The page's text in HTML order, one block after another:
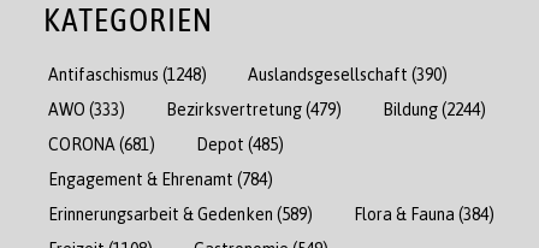
KATEGORIEN
Antifaschismus (1248) Auslandsgesellschaft (390)
AWO (333) Bezirksvertretung(479) Bildung(2244)
CORONA (681) Depot (485)
Engagement & Ehrenamt (784)
Erinnerungsarbeit & Gedenken (589) Flora & Fauna (384)